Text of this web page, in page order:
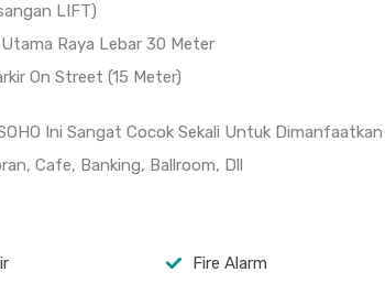
LIFT)
Utama Raya Lebar 30 Meter
On Street (15 Meter)
Ini Sangat Cocok Sekali Untuk
Cafe, Banking, Ballroom, Dll
Fire Alarm